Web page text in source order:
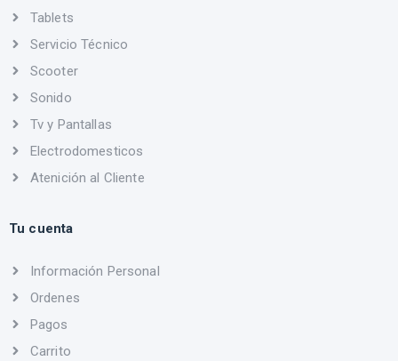
Tablets
Servicio Técnico
Scooter
Sonido
Tv y Pantallas
Electrodomesticos
Atenición al Cliente
Tu cuenta
Información Personal
Ordenes
Pagos
Carrito